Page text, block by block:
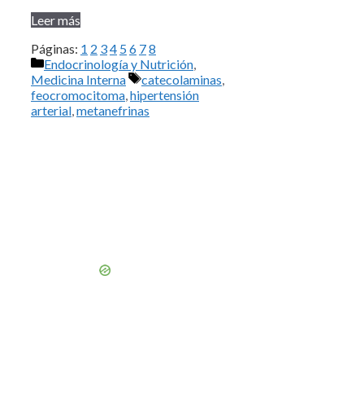
Leer más
Páginas: 1 2 34 56 78
Categorías
Endocrinología y Nutrición
Medicina Interna
Etiquetas
catecolaminas
feocromocitoma hipertensión
arterial metanefrinas